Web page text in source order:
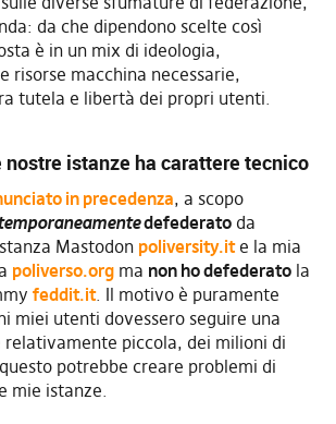
da che dipendono scelte così
è in un mix di ideologia,
risorse macchina necessarie,
tutela e libertà dei propri utenti.
nostre istanze ha carattere tecnico
in precedenza, a scopo
defederatoda
Mastodon poliversity.ite la mia
poliverso.orgma non ho defederatola
feddit.it. Il motivo è puramente
miei utenti dovessero seguire una
relativamente piccola, dei milioni di
potrebbe creare problemi di
mie istanze.